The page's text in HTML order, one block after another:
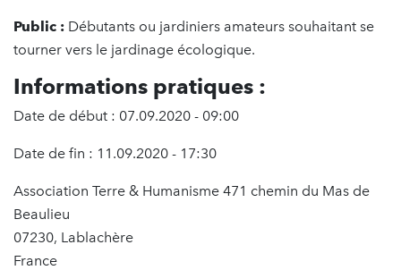
Public : Débutants ou jardiniers amateurs souhaitant se
tourner vers le jardinage écologique.
Informations pratiques :
Date de début : 07.09.2020 - 09:00
Date de fin : 11.09.2020 - 17:30
Association Terre & Humanisme 471 chemin du Mas de
Beaulieu
07230, Lablachère
France